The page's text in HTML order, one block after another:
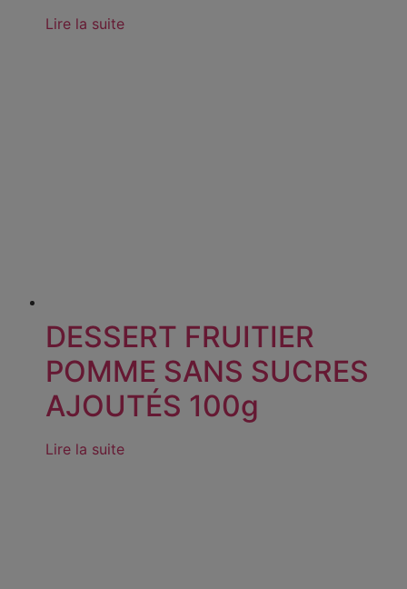
Lire la suite
DESSERT FRUITIER
POMME SANS SUCRES
AJOUTÉS 100g
Lire la suite